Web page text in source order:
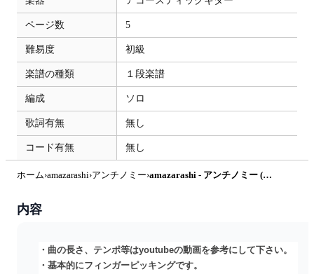
ページ数 5
難易度 初級
楽譜の種類 １段楽譜
編成 ソロ
歌詞有無 無し
コード有無 無し
ホーム›amazarashi›アンチノミー› amazarashi - アンチノミー (ソロギター) by u3danchou
内容
・曲の長さ、テンポ等はyoutubeの動画を参考にして下さい。
・基本的にフィンガーピッキングです。